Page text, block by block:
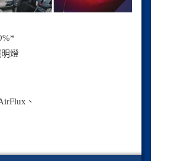
燈
、